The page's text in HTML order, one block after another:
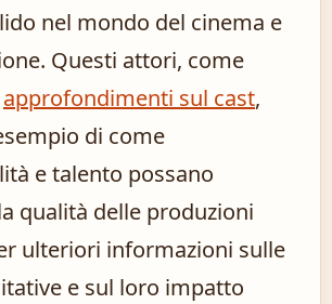
nel mondo del cinema e
Questi attori, come
approfondimenti sul cast,
di come
e talento possano
qualità delle produzioni
ulteriori informazioni sulle
e sul loro impatto